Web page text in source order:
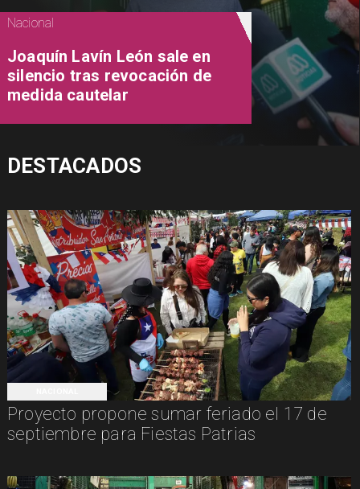
Proyecto propone sumar feriado el 17 de
septiembre para Fiestas Patrias
Nacional
Joaquín Lavín León sale en
silencio tras revocación de
medida cautelar
DESTACADOS